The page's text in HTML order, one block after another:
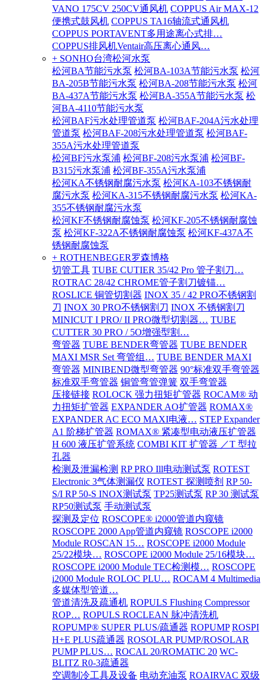
VANO 175CV 250CV通风机 COPPUS Air MAX-12
便携式鼓风机 COPPUS TA16轴流式通风机
COPPUS PORTAVENT多用途离心式排…
COPPUS排风机Ventair高压离心通风…
+ SONHO台湾松河水泵
松河BA节能污水泵 松河BA-103A节能污水泵 松河
BA-205B节能污水泵 松河BA-208节能污水泵 松河
BA-437A节能污水泵 松河BA-355A节能污水泵 松
河BA-4110节能污水泵
松河BAF污水处理管道泵 松河BAF-204A污水处理
管道泵 松河BAF-208污水处理管道泵 松河BAF-
355A污水处理管道泵
松河BF污水泵浦 松河BF-208污水泵浦 松河BF-
B315污水泵浦 松河BF-355A污水泵浦
松河KA不锈钢耐腐污水泵 松河KA-103不锈钢耐
腐污水泵 松河KA-315不锈钢耐腐污水泵 松河KA-
355不锈钢耐腐污水泵
松河KF不锈钢耐腐蚀泵 松河KF-205不锈钢耐腐蚀
泵 松河KF-322A不锈钢耐腐蚀泵 松河KF-437A不
锈钢耐腐蚀泵
+ ROTHENBEGER罗森博格
切管工具 TUBE CUTIER 35/42 Pro 管子割刀…
ROTRAC 28/42 CHROME管子割刀镀锚…
ROSLICE 铜管切割器 INOX 35 / 42 PRO不锈钢割
刀 INOX 30 PRO不锈钢割刀 INOX 不锈钢割刀
MINICUT I PRO/ II PRO微型切割器… TUBE
CUTTER 30 PRO / 5O增强型割…
弯管器 TUBE BENDER弯管器 TUBE BENDER
MAXI MSR Set 弯管组… TUBE BENDER MAXI
弯管器 MINIBEND微型弯管器 90°标准双手弯管器
标准双手弯管器 铜管弯管弹簧 双手弯管器
压接链接 ROLOCK 强力扭矩扩管器 ROCAM® 动
力扭矩扩管器 EXPANDER AO扩管器 ROMAX®
EXPANDER AC ECO MAXI电液… STEP Expander
A1 阶梯扩管器 ROMAX® 紧凑型电动液压扩管器
H 600 液压扩管系统 COMBI KIT 扩管器 ／T 型拉
孔器
检测及泄漏检测 RP PRO Ill电动测试泵 ROTEST
Electronic 3气体测漏仪 ROTEST 探测喷剂 RP 50-
S/I RP 50-S INOX测试泵 TP25测试泵 RP 30 测试泵
RP50测试泵 手动测试泵
探测及定位 ROSCOPE® i2000管道内窥镜
ROSCOPE 2000 App管道内窥镜 ROSCOPE i2000
Module ROSCAN 15… ROSCOPE i2000 Module
25/22模块… ROSCOPE i2000 Module 25/16模块…
ROSCOPE i2000 Module TEC检测模… ROSCOPE
i2000 Module ROLOC PLU… ROCAM 4 Multimedia
多媒体型管道…
管道清洗及疏通机 ROPULS Flushing Compressor
ROP… ROPULS ROCLEAN 脉冲清洗机
ROPUMP® SUPER PLUS/疏通器 ROPUMP ROSPI
H+E PLUS疏通器 ROSOLAR PUMP/ROSOLAR
PUMP PLUS… ROCAL 20/ROMATIC 20 WC-
BLITZ R0-3疏通器
空调制冷工具及设备 电动充油泵 ROAIRVAC 双级